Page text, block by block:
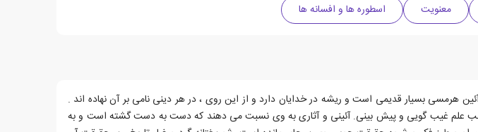
معنویت اسطوره ها و افسانه ها
بسیار قدیمی است و ریشه در خدایان دارد و از این روی ، در هر دینی نامی بر آن نهاده اند .
صاحب علم غیب گویی و پیش بینی. آئینی و آثاری به وی نسبت می دهند که دست به دست گشته است و به